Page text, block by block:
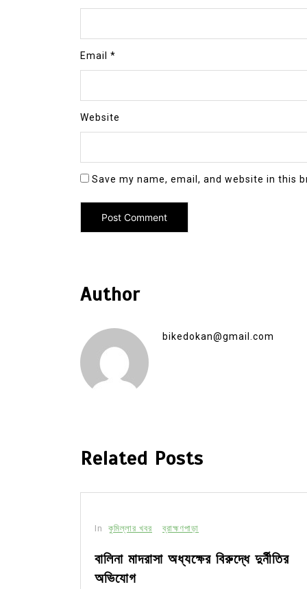
Email *
Website
Save my name, email, and website in this
Author
bikedokan@gmail.com
Related Posts
In কুমিল্লার খবর ব্রাহ্মণপাড়া
বালিনা মাদরাসা অধ্যক্ষের বিরুদ্ধে দুর্নীতির
অভিযোগ